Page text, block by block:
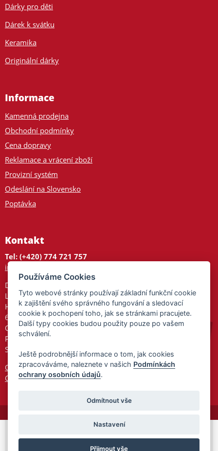
Dárky pro děti
Dárek k svátku
Keramika
Originální dárky
Informace
Kamenná prodejna
Obchodní podmínky
Cena dopravy
Reklamace a vrácení zboží
Provizní systém
Odeslání na Slovensko
Poptávka
Kontakt
Tel: (+420) 774 721 757
info@tajnedarky.cz
Dárkové centrum
Legionářů 2
Hodonín
695 01
Otevřeno:
Po-Pá 9-17
So 9-11:30
Ochrana osobních údajů
Cookies
© 2026 Tajnedarky.cz -Partnerský
Používáme Cookies
Tyto webové stránky používají základní funkční cookie
k zajištění svého správného fungování a sledovací
cookie k pochopení toho, jak se stránkami pracujete.
Další typy cookies budou použity pouze po vašem
schválení.
Ještě podrobnější informace o tom, jak cookies
zpracováváme, naleznete v našich Podmínkách
ochrany osobních údajů.
Odmítnout vše
Nastavení
Přijmout vše